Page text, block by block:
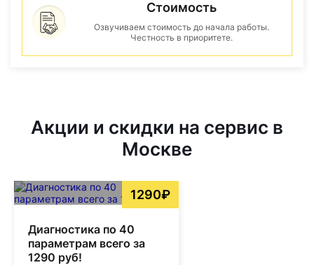
Стоимость
Озвучиваем стоимость до начала работы.
Честность в приоритете.
Акции и скидки на сервис в
Москве
1290₽
Диагностика по 40
параметрам всего за
1290 руб!